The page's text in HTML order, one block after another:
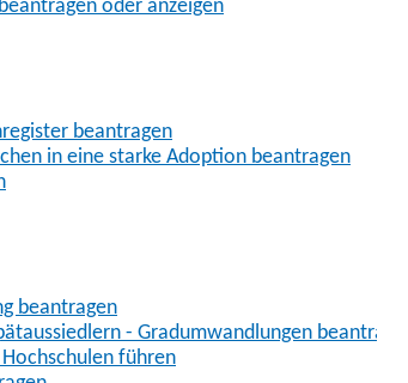
oder anzeigen
beantragen
in eine starke Adoption beantragen
beantragen
- Gradumwandlungen beantragen
führen